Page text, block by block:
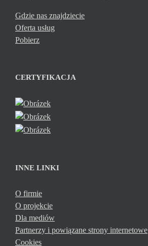
Gdzie nas znajdziecie
Oferta usług
Pobierz
CERTYFIKACJA
INNE LINKI
O firmie
O projekcie
Dla mediów
Partnerzy i powiązane strony internetowe
Cookies